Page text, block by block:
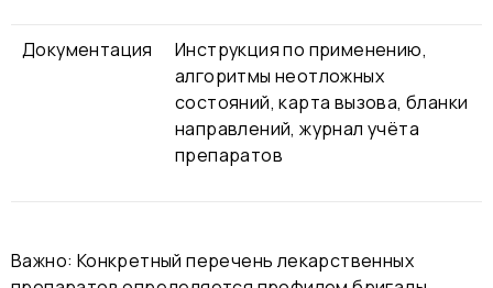
Документация
Инструкция по применению,
алгоритмы неотложных
состояний, карта вызова, бланки
направлений, журнал учёта
препаратов
Важно: Конкретный перечень лекарственных